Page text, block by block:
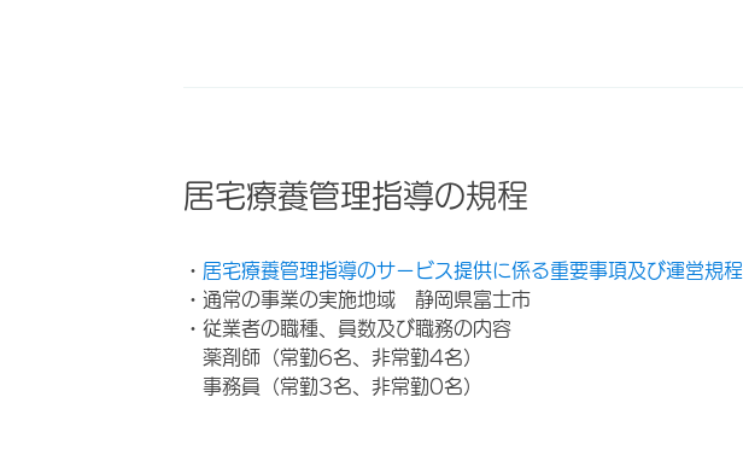
居宅療養管理指導の規程
・ 居宅療養管理指導のサービス提供に係る重要事項及び運営規程
・通常の事業の実施地域 静岡県富士市
・従業者の職種、員数及び職務の内容
薬剤師（常勤6名、非常勤4名）
事務員（常勤3名、非常勤0名）